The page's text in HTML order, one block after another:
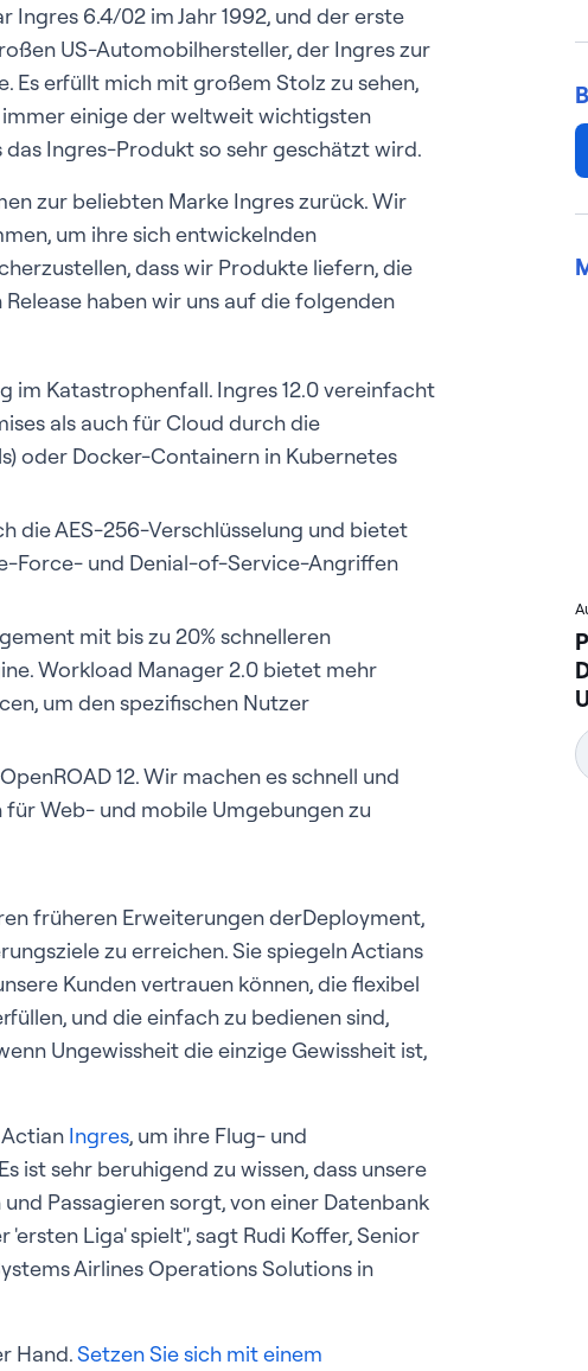
Ingres 6.4/02 im Jahr 1992, und der erste
US-Automobilhersteller, der Ingres zur
Es erfüllt mich mit großem Stolz zu sehen,
einige der weltweit wichtigsten
Ingres-Produkt so sehr geschätzt wird.
zur beliebten Marke Ingres zurück. Wir
um ihre sich entwickelnden
dass wir Produkte liefern, die
haben wir uns auf die folgenden
im Katastrophenfall. Ingres 12.0 vereinfacht
als auch für Cloud durch die
oder Docker-Containern in Kubernetes
die AES-256-Verschlüsselung und bietet
Force- und Denial-of-Service-Angriffen
mit bis zu 20% schnelleren
Workload Manager 2.0 bietet mehr
um den spezifischen Nutzer
12. Wir machen es schnell und
Web- und mobile Umgebungen zu
früheren Erweiterungen derDeployment,
zu erreichen. Sie spiegeln Actians
Kunden vertrauen können, die flexibel
und die einfach zu bedienen sind,
Ungewissheit die einzige Gewissheit ist,
Ingres, um ihre Flug- und
ist sehr beruhigend zu wissen, dass unsere
Passagieren sorgt, von einer Datenbank
Liga' spielt", sagt Rudi Koffer, Senior
Airlines Operations Solutions in
Hand.Setzen Sie sich mit einem